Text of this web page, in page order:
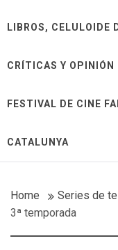
LIBROS, CELULOIDE
CRÍTICAS Y OPINIÓN
FESTIVAL DE CINE
CATALUNYA
Home Series de
3ª temporada